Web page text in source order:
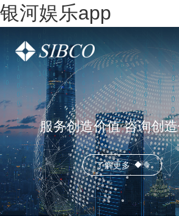
银河娱乐app
服务创造价值 咨询创
了解更多